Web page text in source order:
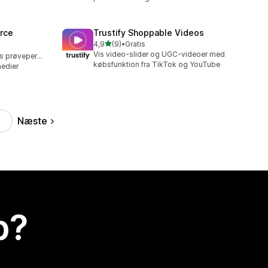
Mulighed for gratis prøveperiode
Trustify Shoppable Videos
4,9ud af 5 stjerner
(9)
9 anmeldelser i alt
•Gratis
Vis video-slider og UGC-videoer med
købsfunktion fra TikTok og YouTube
Næste